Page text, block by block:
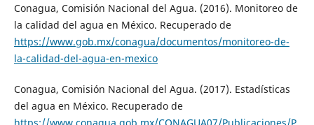
Conagua, Comisión Nacional del Agua. (2016). Monitoreo de
la calidad del agua en México. Recuperado de
https://www.gob.mx/conagua/documentos/monitoreo-de-
la-calidad-del-agua-en-mexico
Conagua, Comisión Nacional del Agua. (2017). Estadísticas
del agua en México. Recuperado de
https://www.conagua.gob.mx/CONAGUA07/Publicaciones/P